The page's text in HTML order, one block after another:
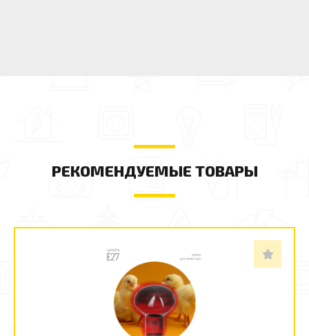
РЕКОМЕНДУЕМЫЕ ТОВАРЫ